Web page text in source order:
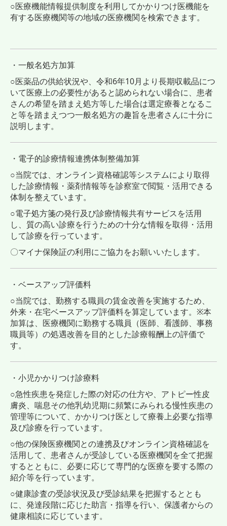
○医療機能情報提供制度を利用してかかりつけ医機能を
有する医療機関等の地域の医療機関を検索できます。
・一般名処方加算
○医薬品の供給状況や、令和6年10月より長期収載品につ
いて医療上の必要性があると認められない場合に、患者
さんの希望を踏まえ処方等した場合は選定療養となるこ
と等を踏まえつつ一般名処方の趣旨を患者さんに十分に
説明します。
・電子的診療情報連携体制整備加算
○当院では、オンライン資格確認等システムにより取得
した診療情報・薬剤情報等を診察室で閲覧・活用できる
体制を整えています。
○電子処方箋の発行及び診療情報共有サービスを活用
し、質の高い診療を行うための十分な情報を取得・活用
して診療を行っています。
〇マイナ保険証の利用にご協力をお願いいたします。
・ベースアップ評価料
○当院では、勤務する職員の賃金改善を実施するため、
外来・在宅ベースアップ評価料を算定しています。※本
加算は、医療機関に勤務する職員（医師、看護師、事務
職員等）の処遇改善を目的とした診療報酬上の評価で
す。
・小児かかりつけ診療料
○急性疾患を発症した際の対応の仕方や、アトピー性皮
膚炎、喘息その他乳幼児期に頻繁にみられる慢性疾患の
管理等について、かかりつけ医として療養上必要な指導
及び診療を行っています。
○他の保険医療機関との連携及びオンライン資格確認を
活用して、患者さんが受診している医療機関を全て把握
するとともに、必要に応じて専門的な医療を要する際の
紹介等を行っています。
○健康診査の受診状況及び受診結果を把握するととも
に、発達段階に応じた助言・指導を行い、保護者からの
健康相談に応じています。